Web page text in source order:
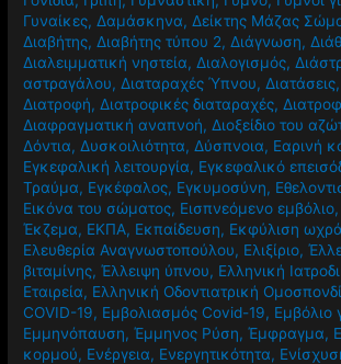
Γυναίκες, Δαμάσκηνα, Δείκτης Μάζας
Διαβήτης, Διαβήτης τύπου 2, Διάγνωση,
Διαλειμματική νηστεία, Διαλογισμός,
αστραγάλου, Διαταραχές Ύπνου, Διατάσεις,
Διατροφή, Διατροφικές διαταραχές,
Διαφραγματική αναπνοή, Διοξείδιο του
Δόντια, Δυσκοιλιότητα, Δύσπνοια, Εαρινή
Εγκεφαλική λειτουργία, Εγκεφαλικό
Τραύμα, Εγκέφαλος, Εγκυμοσύνη,
Εικόνα του σώματος, Εισπνεόμενο εμβόλιο,
Έκζεμα, ΕΚΠΑ, Εκπαίδευση, Εκφύλιση
Ελευθερία Αναγνωστοπούλου, Ελιξίριο,
βιταμίνης,Έλλειψη ύπνου, Ελληνική
Εταιρεία, Ελληνική Οδοντιατρική
COVID-19, Εμβολιασμός Covid-19, Εμβόλιο
Εμμηνόπαυση,Έμμηνος Ρύση,Έμφραγμα,
κορμού, Ενέργεια, Ενεργητικότητα,